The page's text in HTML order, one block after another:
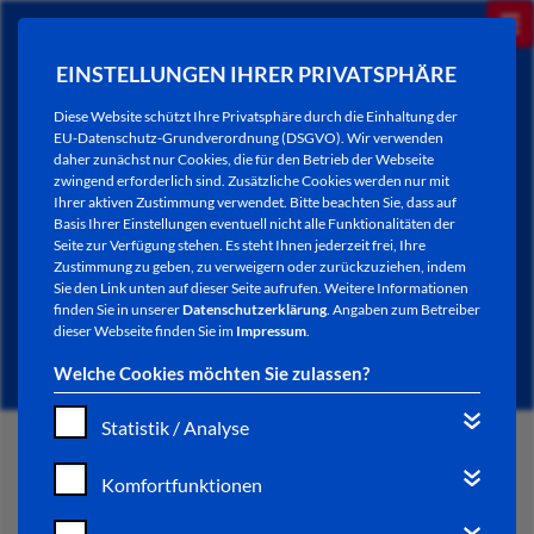
EINSTELLUNGEN IHRER PRIVATSPHÄRE
Diese Website schützt Ihre Privatsphäre durch die Einhaltung der
EU-Datenschutz-Grundverordnung (DSGVO). Wir verwenden
daher zunächst nur Cookies, die für den Betrieb der Webseite
zwingend erforderlich sind. Zusätzliche Cookies werden nur mit
Ihrer aktiven Zustimmung verwendet. Bitte beachten Sie, dass auf
Basis Ihrer Einstellungen eventuell nicht alle Funktionalitäten der
Seite zur Verfügung stehen. Es steht Ihnen jederzeit frei, Ihre
Zustimmung zu geben, zu verweigern oder zurückzuziehen, indem
Sie den Link unten auf dieser Seite aufrufen. Weitere Informationen
finden Sie in unsererDatenschutzerklärung. Angaben zum Betreiber
dieser Webseite finden Sie im Impressum.
Welche Cookies möchten Sie zulassen?
Statistik / Analyse
Komfortfunktionen
NEWSLETTER / CITY LETTER
START